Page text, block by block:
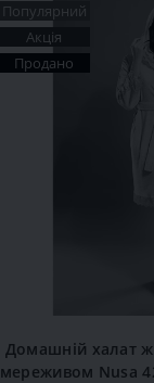
Популярний
Акція
Продано
Домашній халат
мереживом Nusa